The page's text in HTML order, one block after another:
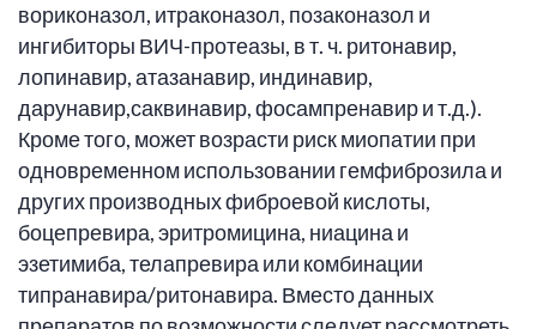
вориконазол, итраконазол, позаконазол и
ингибиторы ВИЧ-протеазы, в т. ч. ритонавир,
лопинавир, атазанавир, индинавир,
дарунавир,саквинавир, фосампренавир и т.д.).
Кроме того, может возрасти риск миопатии при
одновременном использовании гемфиброзила и
других производных фиброевой кислоты,
боцепревира, эритромицина, ниацина и
эзетимиба, телапревира или комбинации
типранавира/ритонавира. Вместо данных